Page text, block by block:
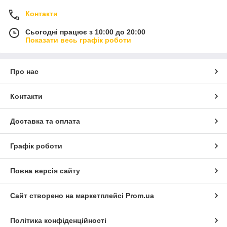
Контакти
Сьогодні працює з 10:00 до 20:00
Показати весь графік роботи
Про нас
Контакти
Доставка та оплата
Графік роботи
Повна версія сайту
Сайт створено на маркетплейсі Prom.ua
Політика конфіденційності